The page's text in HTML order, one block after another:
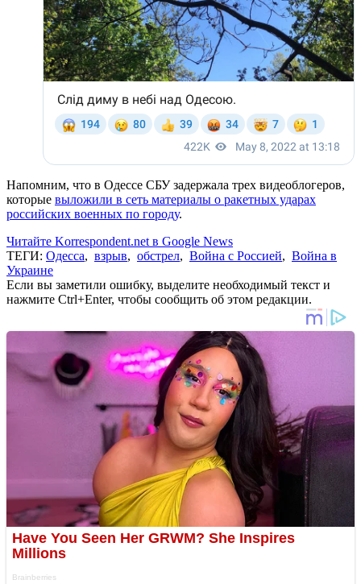
Напомним, что в Одессе СБУ задержала трех видеоблогеров,
которые выложили в сеть материалы о ракетных ударах
российских военных по городу.
Читайте Korrespondent.net в Google News
ТЕГИ: Одесса, взрыв, обстрел, Война с Россией, Война в
Украине
Если вы заметили ошибку, выделите необходимый текст и
нажмите Ctrl+Enter, чтобы сообщить об этом редакции.